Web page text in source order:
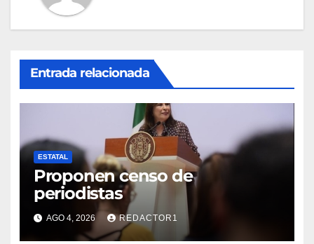
Entrada relacionada
ESTATAL
Proponen censo de
periodistas
AGO 4, 2026 REDACTOR1